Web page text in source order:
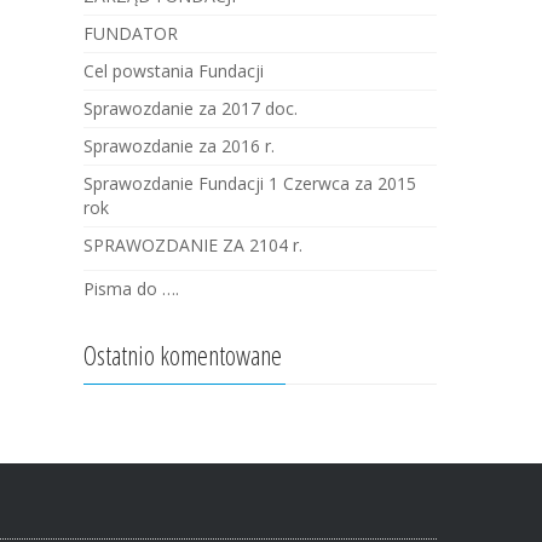
FUNDATOR
Cel powstania Fundacji
Sprawozdanie za 2017 doc.
Sprawozdanie za 2016 r.
Sprawozdanie Fundacji 1 Czerwca za 2015
rok
SPRAWOZDANIE ZA 2104 r.
Pisma do ….
Ostatnio komentowane